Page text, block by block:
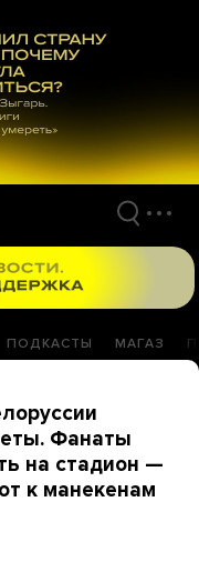
ПОДКАСТЫ МАГАЗ
Фанаты
на стадион —
к манекенам